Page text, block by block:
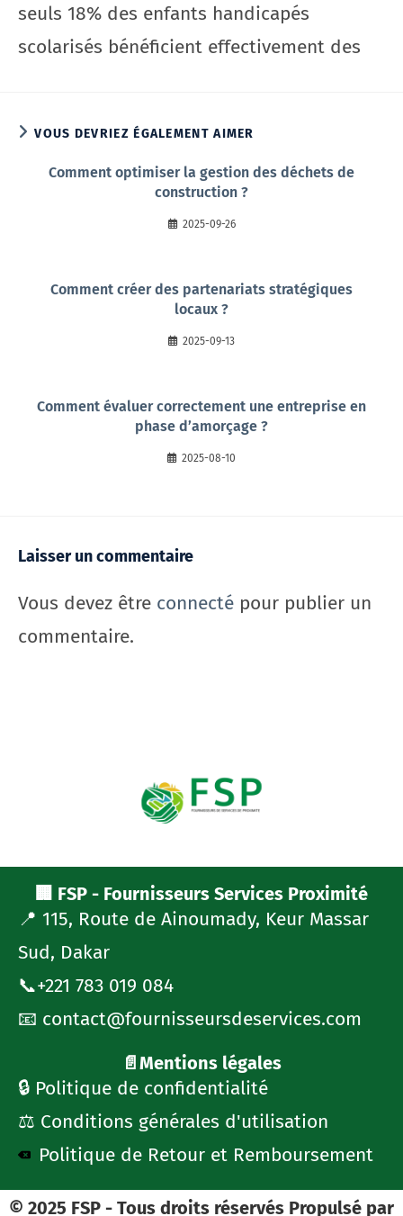
seuls 18% des enfants handicapés
scolarisés bénéficient effectivement des
VOUS DEVRIEZ ÉGALEMENT AIMER
Comment optimiser la gestion des déchets de
construction ?
2025-09-26
Comment créer des partenariats stratégiques
locaux ?
2025-09-13
Comment évaluer correctement une entreprise en
phase d’amorçage ?
2025-08-10
Laisser un commentaire
Vous devez être connecté pour publier un
commentaire.
🏢 FSP - Fournisseurs Services Proximité
📍 115, Route de Ainoumady, Keur Massar
Sud, Dakar
📞+221 783 019 084
📧 contact@fournisseursdeservices.com
📄Mentions légales
🔒 Politique de confidentialité
⚖️ Conditions générales d'utilisation
Politique de Retour et Remboursement
© 2025 FSP - Tous droits réservés Propulsé par